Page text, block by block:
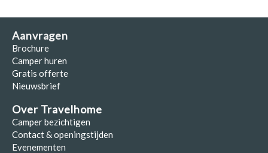
Aanvragen
Brochure
Camper huren
Gratis offerte
Nieuwsbrief
Over Travelhome
Camper bezichtigen
Contact & openingstijden
Evenementen